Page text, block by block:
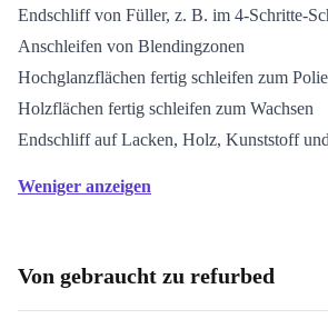
Endschliff von Füller, z. B. im 4-Schritte-
Anschleifen von Blendingzonen
Hochglanzflächen fertig schleifen zum
Holzflächen fertig schleifen zum Wachsen
Endschliff auf Lacken, Holz, Kunststoff
Weniger anzeigen
Von gebraucht zu refurbed